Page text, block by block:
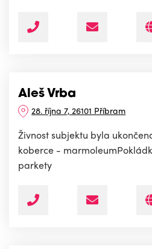
Aleš Vrba
28. října 7, 26101 Příbram
Živnost subjektu byla
koberce -
parkety